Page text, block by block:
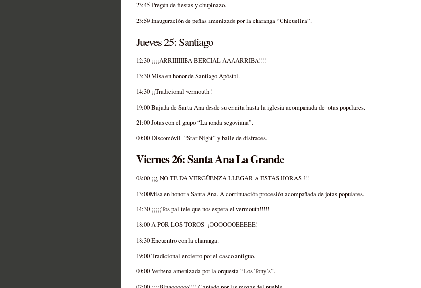
23:45 Pregón de fiestas y chupinazo.
23:59 Inauguración de peñas amenizado por la charanga “Chicuelina”.
Jueves 25: Santiago
12:30 ¡¡¡¡ARRIIIIIIBA BERCIAL AAAARRIBA!!!!
13:30 Misa en honor de Santiago Apóstol.
14:30 ¡¡Tradicional vermouth!!
19:00 Bajada de Santa Ana desde su ermita hasta la iglesia acompañada de jotas populares.
21:00 Jotas con el grupo “La ronda segoviana”.
00:00 Discomóvil “Star Night” y baile de disfraces.
Viernes 26: Santa Ana La Grande
08:00 ¡¡¿ NO TE DA VERGÜENZA LLEGAR A ESTAS HORAS ?!!
13:00Misa en honor a Santa Ana. A continuación procesión acompañada de jotas populares.
14:30 ¡¡¡¡¡Tos pal tele que nos espera el vermouth!!!!!
18:00 A POR LOS TOROS ¡OOOOOOEEEEE!
18:30 Encuentro con la charanga.
19:00 Tradicional encierro por el casco antiguo.
00:00 Verbena amenizada por la orquesta “Los Tony´s”.